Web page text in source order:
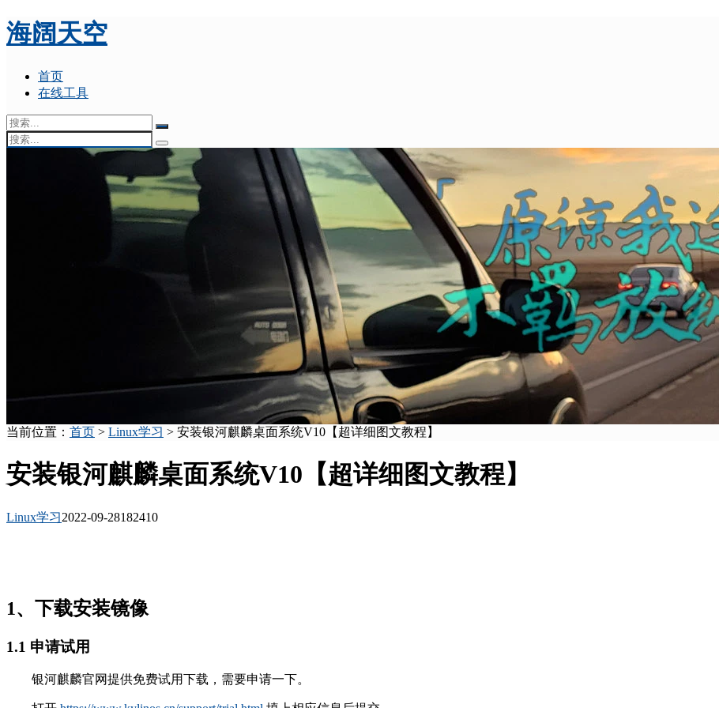
海阔天空
首页
在线工具
当前位置： 首页 > Linux学习 > 安装银河麒麟桌面系统V10【超详细图文教程】
安装银河麒麟桌面系统V10【超详细图文教程】
Linux学习2022-09-28182410
1、下载安装镜像
1.1 申请试用
银河麒麟官网提供免费试用下载，需要申请一下。